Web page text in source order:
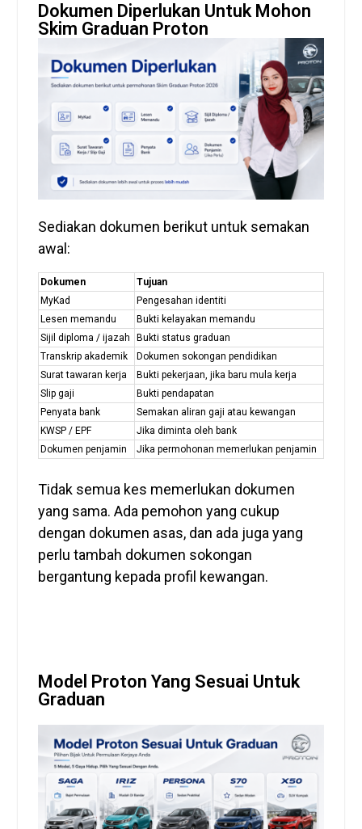
Dokumen Diperlukan Untuk Mohon
Skim Graduan Proton
Sediakan dokumen berikut untuk semakan
awal:
Dokumen
Tujuan
MyKad
Pengesahan identiti
Lesen memandu
Bukti kelayakan memandu
Sijil diploma / ijazah
Bukti status graduan
Transkrip akademik
Dokumen sokongan pendidikan
Surat tawaran kerja
Bukti pekerjaan, jika baru mula kerja
Slip gaji
Bukti pendapatan
Penyata bank
Semakan aliran gaji atau kewangan
KWSP / EPF
Jika diminta oleh bank
Dokumen penjamin
Jika permohonan memerlukan penjamin
Tidak semua kes memerlukan dokumen
yang sama. Ada pemohon yang cukup
dengan dokumen asas, dan ada juga yang
perlu tambah dokumen sokongan
bergantung kepada profil kewangan.
Model Proton Yang Sesuai Untuk
Graduan